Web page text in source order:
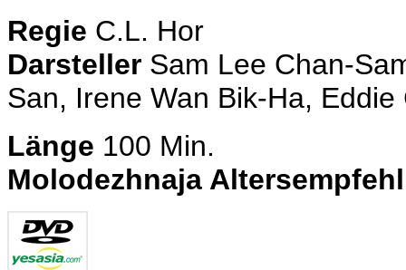
Regie C.L. Hor
Darsteller Sam Lee Chan-
San, Irene Wan Bik-Ha,
Länge 100 Min.
Molodezhnaja